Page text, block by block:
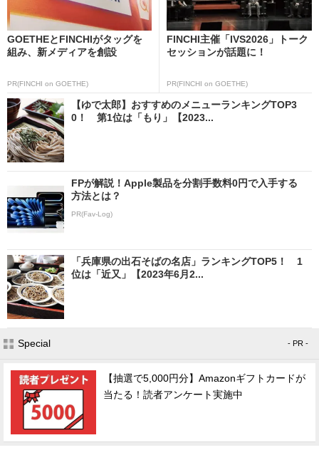
GOETHEとFINCHIがタッグを
組み、新メディアを創設
PR(FINCHI on GOETHE)
FINCHI主催「IVS2026」トーク
セッションが話題に！
PR(FINCHI on GOETHE)
【ゆで太郎】おすすめのメニューランキングTOP3
0！ 第1位は「もり」【2023...
FPが解説！Apple製品を分割手数料0円で入手する
方法とは？
PR(Fav-Log)
「兵庫県の出石そばの名店」ランキングTOP5！ 1
位は「近又」【2023年6月2...
Special - PR -
【抽選で5,000円分】Amazonギフトカードが
当たる！読者アンケート実施中